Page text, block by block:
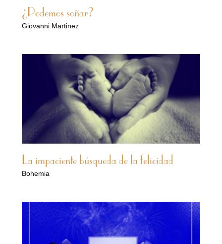
¿Podemos soñar?
Giovanni Martinez
La impaciente búsqueda de la felicidad
Bohemia